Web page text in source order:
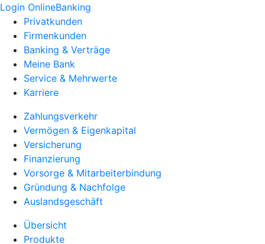
Login OnlineBanking
Privatkunden
Firmenkunden
Banking & Verträge
Meine Bank
Service & Mehrwerte
Karriere
Zahlungsverkehr
Vermögen & Eigenkapital
Versicherung
Finanzierung
Vorsorge & Mitarbeiterbindung
Gründung & Nachfolge
Auslandsgeschäft
Übersicht
Produkte